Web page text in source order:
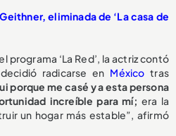
eliminada de ‘La casa de
programa ‘La Red’, la actriz contó
radicarse en México tras
porque me casé y a esta persona
increíble para mí; era la
un hogar más estable”, afirmó